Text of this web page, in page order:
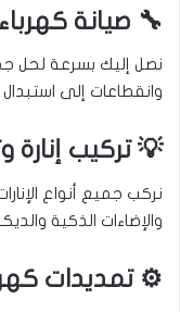
🔧 صيانة
نصل إليك بسرعة لحل
وانقطاعات إلى استبدال
💡 تركيب إنارة
نركب جميع أنواع
والإضاءات الذكية
⚙️ تمديدات